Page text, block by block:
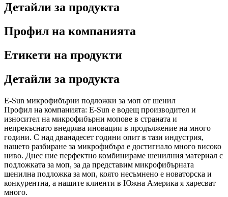
Детайли за продукта
Профил на компанията
Етикети на продукти
Детайли за продукта
E-Sun микрофибърни подложки за моп от шенил
Профил на компанията: E-Sun е водещ производител и
износител на микрофибърни мопове в страната и
непрекъснато внедрява иновации в продължение на много
години. С над дванадесет години опит в тази индустрия,
нашето разбиране за микрофибъра е достигнало много високо
ниво. Днес ние перфектно комбинираме шенилния материал с
подложката за моп, за да представим микрофибърната
шенилна подложка за моп, която несъмнено е новаторска и
конкурентна, а нашите клиенти в Южна Америка я харесват
много.